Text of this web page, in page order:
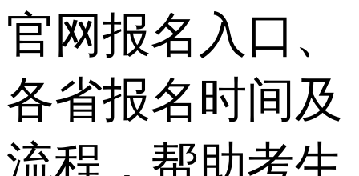
官网报名入口、
各省报名时间及
流程，帮助考生